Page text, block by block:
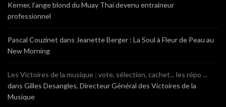
Kerner, l’ange blond du Muay Thaï devenu entraineur
professionnel
Pascal Couzinet dans Jeanette Berger : La Soul à Fleur de Peau au
New Morning
Les Victoires de la musique : vote, sélection, cachet... les répo ...
dans Gilles Desangles, Directeur Général des Victoires de la
Musique